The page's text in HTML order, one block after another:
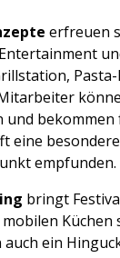
erfreuen
und
eine
empfunden.
bringt
Küchen
ein